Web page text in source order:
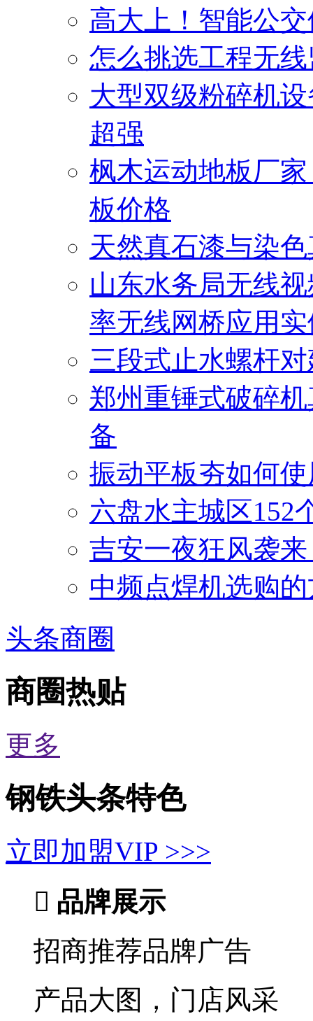
高大上！智能公
怎么挑选工程无
大型双级粉碎机
超强
枫木运动地板厂
板价格
天然真石漆与染
山东水务局无线
率无线网桥应用
三段式止水螺杆
郑州重锤式破碎
备
振动平板夯如何
六盘水主城区152
吉安一夜狂风袭
中频点焊机选购
头条商圈
商圈热贴
更多
钢铁头条特色
立即加盟VIP >>>
 品牌展示
招商推荐品牌广告
产品大图，门店风采